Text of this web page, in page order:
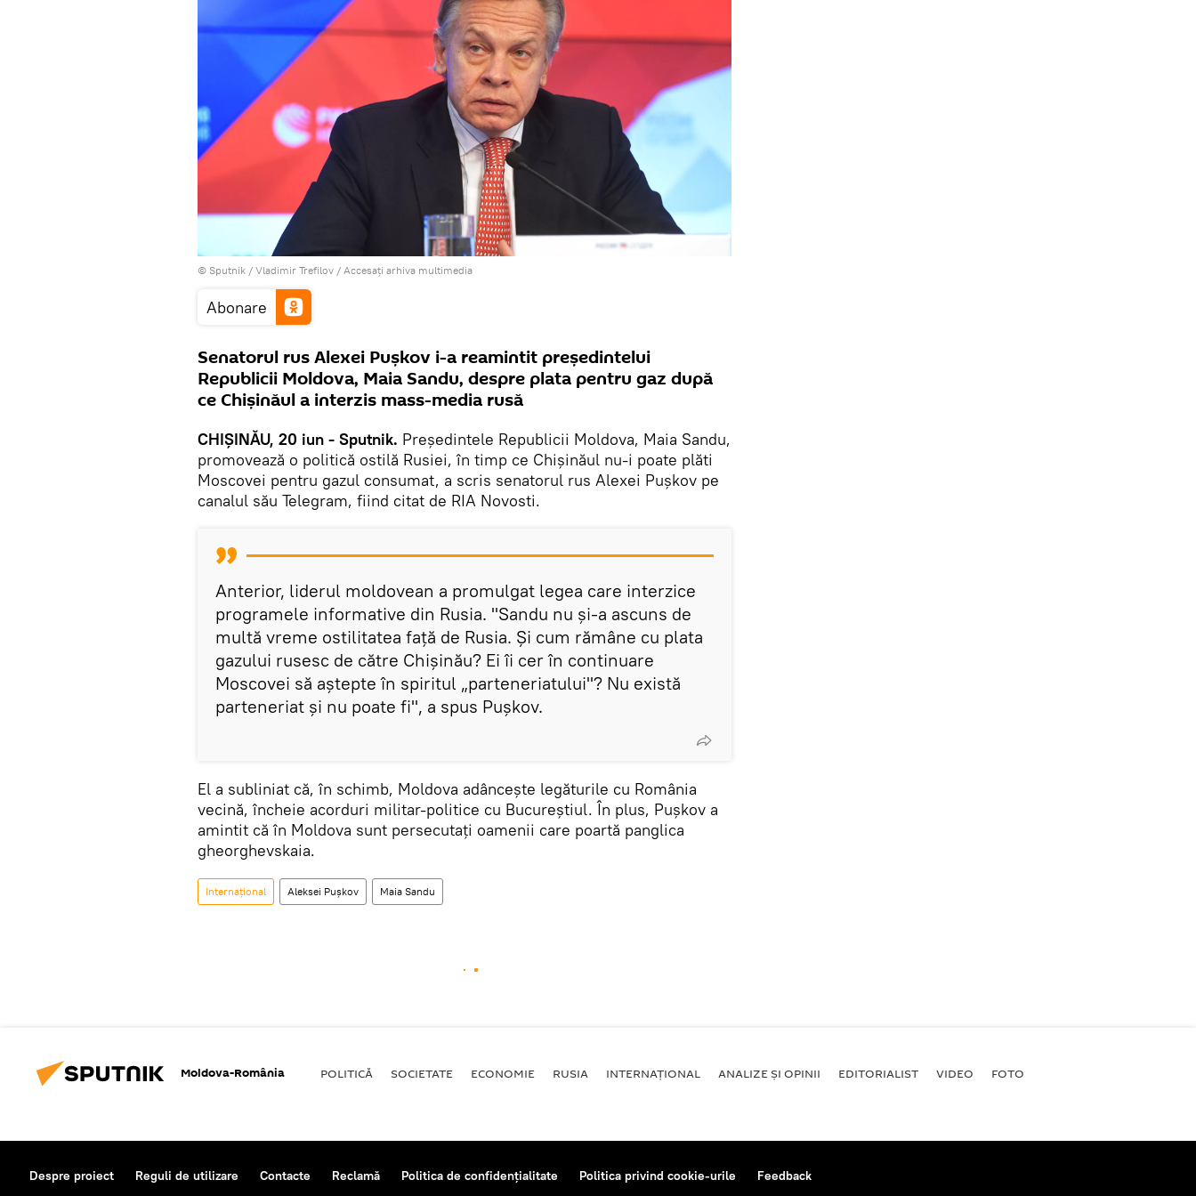
© Sputnik / Vladimir Trefilov / Accesați arhiva multimedia
Abonare
Senatorul rus Alexei Pușkov i-a reamintit președintelui
Republicii Moldova, Maia Sandu, despre plata pentru gaz după
ce Chișinăul a interzis mass-media rusă
CHIȘINĂU, 20 iun - Sputnik. Președintele Republicii Moldova, Maia Sandu,
promovează o politică ostilă Rusiei, în timp ce Chișinăul nu-i poate plăti
Moscovei pentru gazul consumat, a scris senatorul rus Alexei Pușkov pe
canalul său Telegram, fiind citat de RIA Novosti.
Anterior, liderul moldovean a promulgat legea care interzice
programele informative din Rusia. "Sandu nu și-a ascuns de
multă vreme ostilitatea față de Rusia. Și cum rămâne cu plata
gazului rusesc de către Chișinău? Ei îi cer în continuare
Moscovei să aștepte în spiritul „parteneriatului"? Nu există
parteneriat și nu poate fi", a spus Pușkov.
El a subliniat că, în schimb, Moldova adâncește legăturile cu România
vecină, încheie acorduri militar-politice cu Bucureștiul. În plus, Pușkov a
amintit că în Moldova sunt persecutați oamenii care poartă panglica
gheorghevskaia.
Internaţional Aleksei Pușkov Maia Sandu
Moldova-România POLITICĂ SOCIETATE ECONOMIE RUSIA INTERNAŢIONAL ANALIZE ȘI OPINII EDITORIALIST VIDEO FOTO
Despre proiect Reguli de utilizare Contacte Reclamă Politica de confidențialitate Politica privind cookie-urile Feedback